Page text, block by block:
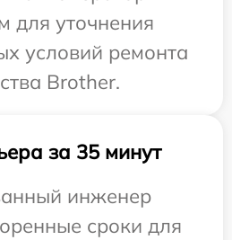
для уточнения
условий ремонта
Brother.
за 35 минут
инженер
сроки для